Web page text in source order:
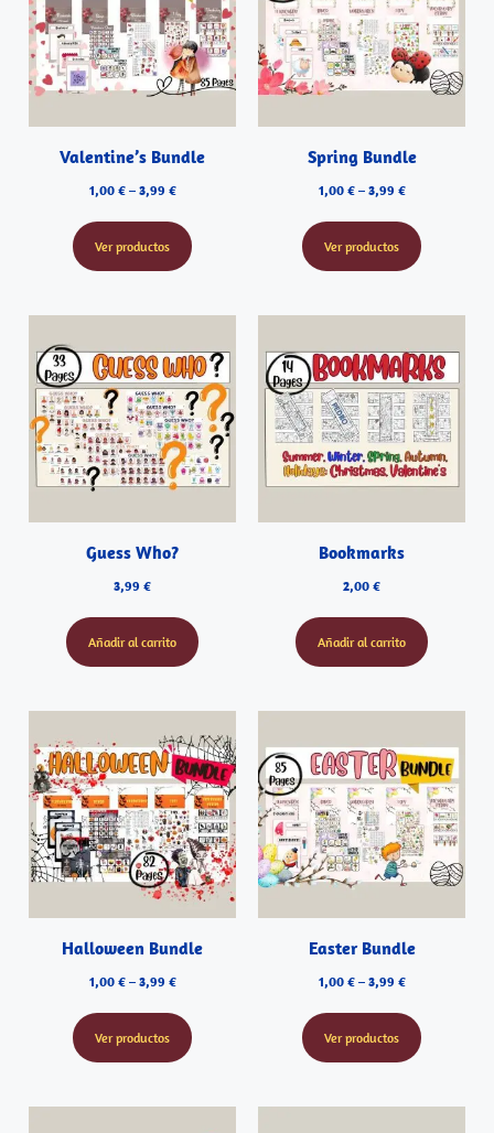
Valentine’s Bundle
1,00 €– 3,99 €
Ver productos
Spring Bundle
1,00 €– 3,99 €
Ver productos
Guess Who?
3,99 €
Añadir al carrito
Bookmarks
2,00 €
Añadir al carrito
Halloween Bundle
1,00 €– 3,99 €
Ver productos
Easter Bundle
1,00 €– 3,99 €
Ver productos